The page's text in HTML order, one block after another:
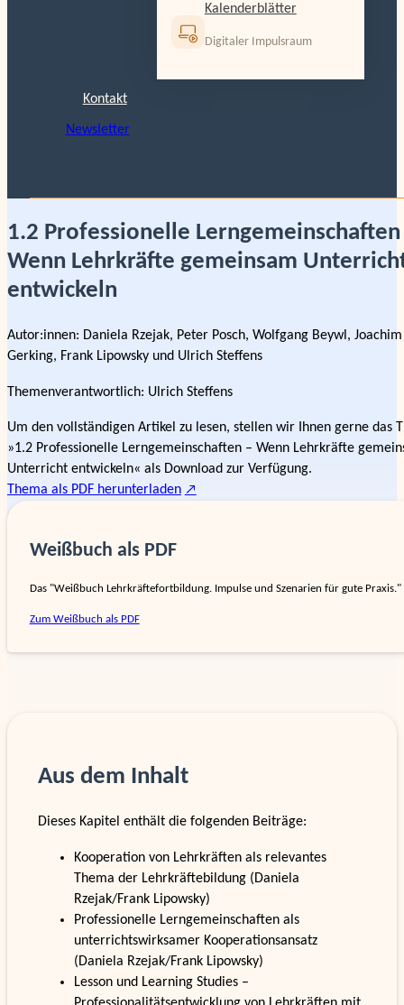
Kalenderblätter
Digitaler Impulsraum
Kontakt
Newsletter
1.2 Professionelle Lerngemeinschaften
Wenn Lehrkräfte gemeinsam
entwickeln
Autor:innen: Daniela Rzejak, Peter Posch, Wolfgang Beywl, Joachim
Gerking, Frank Lipowsky und Ulrich Steffens
Themenverantwortlich: Ulrich Steffens
Um den vollständigen Artikel zu lesen, stellen wir Ihnen gerne das
»1.2 Professionelle Lerngemeinschaften – Wenn Lehrkräfte
Unterricht entwickeln« als Download zur Verfügung.
Thema als PDF herunterladen
Weißbuch als PDF
Das "Weißbuch Lehr­kräfte­fort­bildung. Impulse und Szenarien für gute
Zum Weißbuch als PDF
Aus dem Inhalt
Dieses Kapitel enthält die folgenden Beiträge:
Kooperation von Lehrkräften als relevantes
Thema der Lehrkräftebildung (Daniela
Rzejak/Frank Lipowsky)
Professionelle Lerngemeinschaften als
unterrichtswirksamer Kooperationsansatz
(Daniela Rzejak/Frank Lipowsky)
Lesson und Learning Studies –